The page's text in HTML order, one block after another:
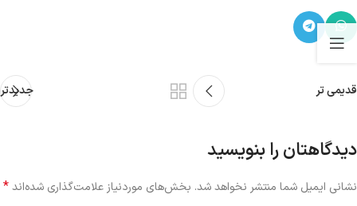
جدیدتر قدیمی تر
دیدگاهتان را بنویسید
نشانی ایمیل شما منتشر نخواهد شد. بخش‌های موردنیاز علامت‌گذاری شده‌اند*